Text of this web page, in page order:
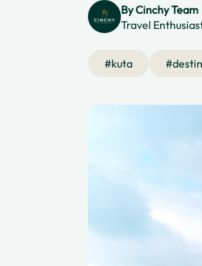
ByCinchy Team
Travel
#kuta #